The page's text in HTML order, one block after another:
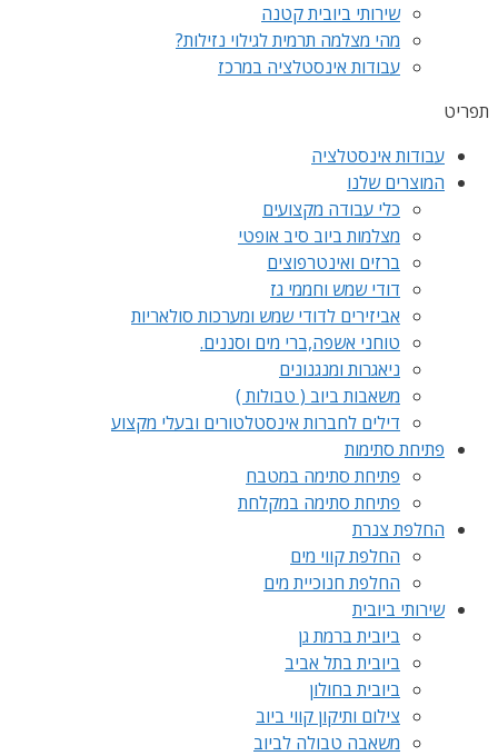
שירותי ביובית קטנה
מהי מצלמה תרמית לגילוי נזילות?
עבודות אינסטלציה במרכז
תפריט
עבודות אינסטלציה
המוצרים שלנו
כלי עבודה מקצועים
מצלמות ביוב סיב אופטי
ברזים ואינטרפוצים
דודי שמש וחממי גז
אביזירים לדודי שמש ומערכות סולאריות
טוחני אשפה,ברי מים וסננים.
ניאגרות ומנגנונים
משאבות ביוב ( טבולות )
דילים לחברות אינסטלטורים ובעלי מקצוע
פתיחת סתימות
פתיחת סתימה במטבח
פתיחת סתימה במקלחת
החלפת צנרת
החלפת קווי מים
החלפת חנוכיית מים
שירותי ביובית
ביובית ברמת גן
ביובית בתל אביב
ביובית בחולון
צילום ותיקון קווי ביוב
משאבה טבולה לביוב